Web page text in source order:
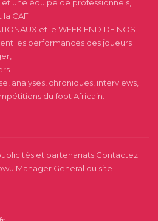
une équipe de professionnels,
la CAF
et le WEEK END DE NOS
les performances des joueurs
analyses, chroniques, interviews,
du foot Africain.
et partenariats Contactez
Manager General du site